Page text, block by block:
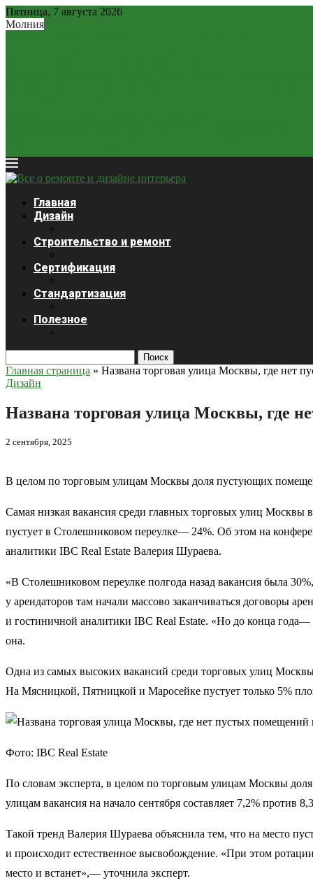
Пятница, 7 августа 2026
Молния
Главная
Дизайн
Строительство и ремонт
Сертификация
Стандартизация
Полезное
Поиск
Главная страница » Названа торговая улица Москвы, где нет
Дизайн
Названа торговая улица Москвы, где
2 сентября, 2025
В целом по торговым улицам Москвы доля пустующих
Самая низкая вакансия среди главных торговых улиц Москвы
пустует в Столешниковом переулке— 24%. Об этом на
аналитики IBC Real Estate Валерия Шураева.
«В Столешниковом переулке полгода назад вакансия была
у арендаторов там начали массово заканчиваться договоры
и гостиничной аналитики IBC Real Estate. «Но до конца
она.
Одна из самых высоких вакансий среди торговых улиц
На Мясницкой, Пятницкой и Маросейке пустует только 5%
Фото: IBC Real Estate
По словам эксперта, в целом по торговым улицам Москвы
улицам вакансия на начало сентября составляет 7,2% против
Такой тренд Валерия Шураева объяснила тем, что на место
и происходит естественное высвобождение. «При этом
место и встанет»,— уточнила эксперт.